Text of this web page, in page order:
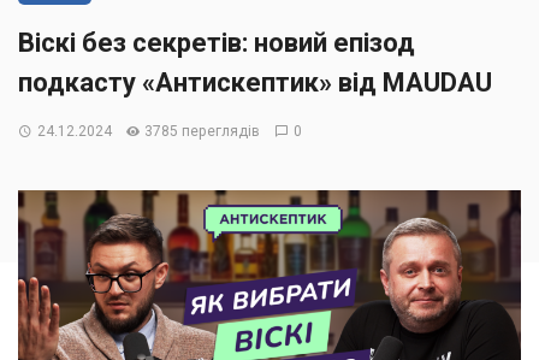
Віскі без секретів: новий епізод
подкасту «Антискептик» від MAUDAU
24.12.2024 3785 переглядів 0